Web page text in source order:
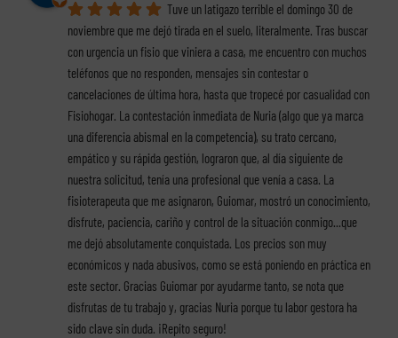
Tuve un latigazo terrible el domingo 30 de
noviembre que me dejó tirada en el suelo, literalmente. Tras buscar
con urgencia un fisio que viniera a casa, me encuentro con muchos
teléfonos que no responden, mensajes sin contestar o
cancelaciones de última hora, hasta que tropecé por casualidad con
Fisiohogar. La contestación inmediata de Nuria (algo que ya marca
una diferencia abismal en la competencia), su trato cercano,
empático y su rápida gestión, lograron que, al día siguiente de
nuestra solicitud, tenía una profesional que venía a casa. La
fisioterapeuta que me asignaron, Guiomar, mostró un conocimiento,
disfrute, paciencia, cariño y control de la situación conmigo...que
me dejó absolutamente conquistada. Los precios son muy
económicos y nada abusivos, como se está poniendo en práctica en
este sector. Gracias Guiomar por ayudarme tanto, se nota que
disfrutas de tu trabajo y, gracias Nuria porque tu labor gestora ha
sido clave sin duda. ¡Repito seguro!